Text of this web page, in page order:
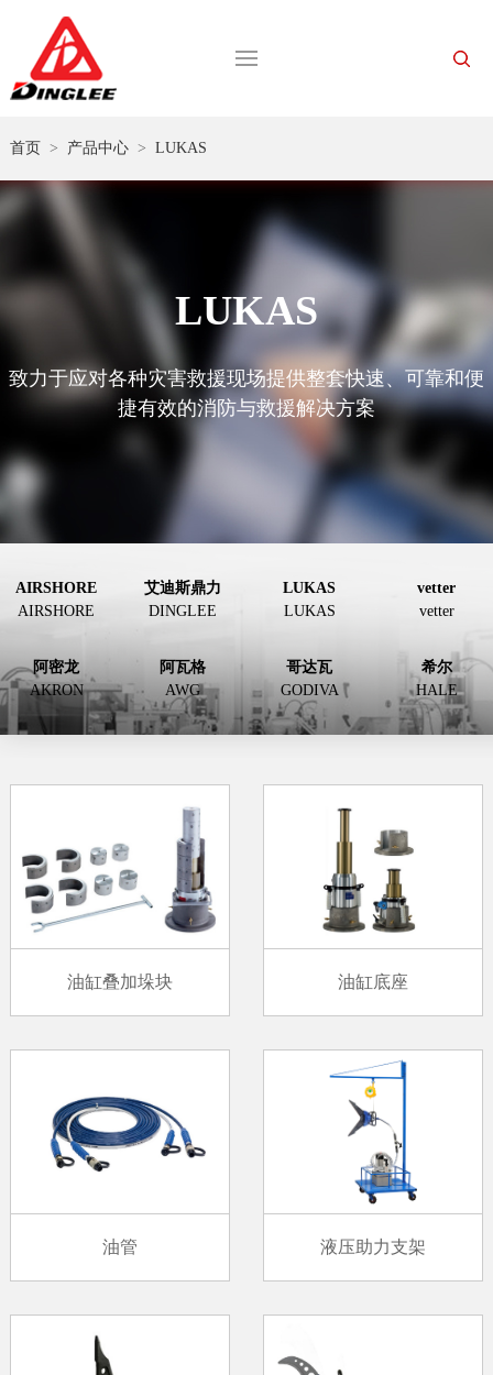
首页 > 产品中心> LUKAS
LUKAS
致力于应对各种灾害救援现场提供整套快速、可靠和便
捷有效的消防与救援解决方案
AIRSHORE
AIRSHORE
艾迪斯鼎力
DINGLEE
LUKAS
LUKAS
vetter
vetter
阿密龙
AKRON
阿瓦格
AWG
哥达瓦
GODIVA
希尔
HALE
油缸叠加垛块 油缸底座
油管 液压助力支架